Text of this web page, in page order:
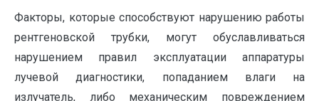
Факторы, которые способствуют нарушению работы
рентгеновской трубки, могут обуславливаться
нарушением правил эксплуатации аппаратуры
лучевой диагностики, попаданием влаги на
излучатель, либо механическим повреждением